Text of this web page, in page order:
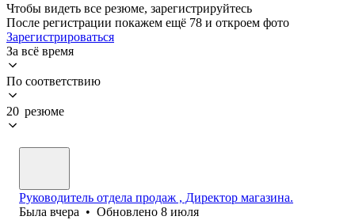
Чтобы видеть все резюме, зарегистрируйтесь
После регистрации покажем ещё 78 и откроем фото
Зарегистрироваться
За всё время
По соответствию
20 резюме
Руководитель отдела продаж , Директор магазина.
Была вчера • Обновлено 8 июля